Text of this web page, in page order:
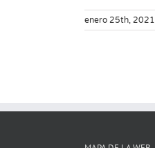
enero 25th, 2021